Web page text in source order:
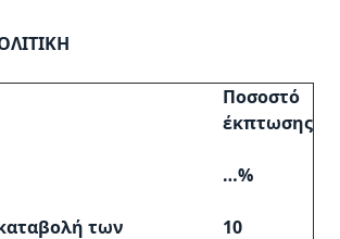
Ποσοστό
έκπτωσης
…%
των
10